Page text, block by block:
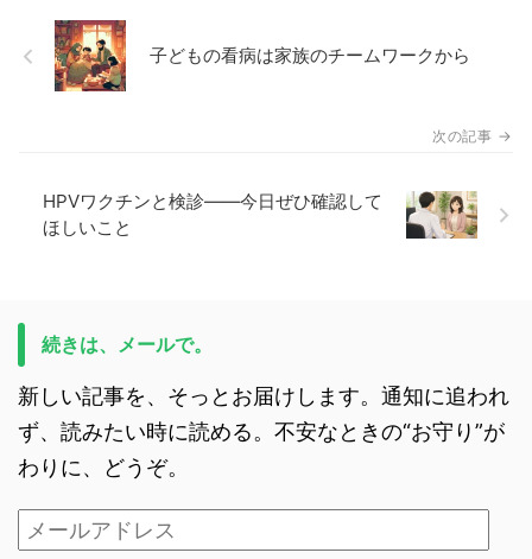
子どもの看病は家族のチームワークから
HPVワクチンと検診——今日ぜひ確認して
ほしいこと
続きは、メールで。
新しい記事を、そっとお届けします。通知に追われ
ず、読みたい時に読める。不安なときの“お守り”が
わりに、どうぞ。